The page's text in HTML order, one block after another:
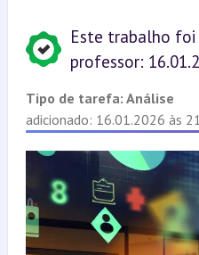
Este trabalho foi
professor:
Tipo de tarefa: Análise
adicionado: 16.01.2026 às